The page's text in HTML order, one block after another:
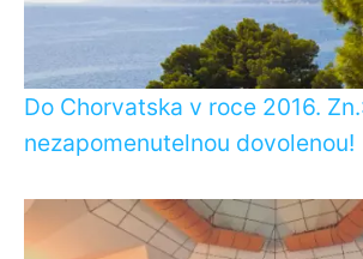
Do Chorvatska v roce 2016.
nezapomenutelnou dovolenou!